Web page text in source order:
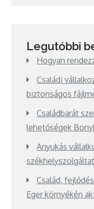
Legutóbbi
Hogyan
Családi
biztonságos
Családbarát
lehetőségek
Anyukás
Család,
Eger környékén